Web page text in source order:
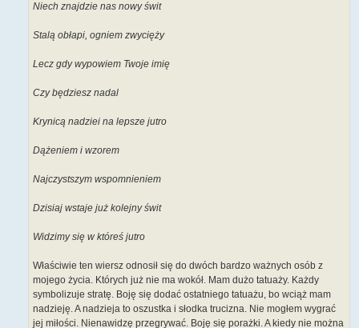
Niech znajdzie nas nowy świt
Stalą obłapi, ogniem zwycięży
Lecz gdy wypowiem Twoje imię
Czy będziesz nadal
Krynicą nadziei na lepsze jutro
Dążeniem i wzorem
Najczystszym wspomnieniem
Dzisiaj wstaje już kolejny świt
Widzimy się w któreś jutro
Właściwie ten wiersz odnosił się do dwóch bardzo ważnych osób z
mojego życia. Których już nie ma wokół. Mam dużo tatuaży. Każdy
symbolizuje stratę. Boję się dodać ostatniego tatuażu, bo wciąż mam
nadzieję. A nadzieja to oszustka i słodka trucizna. Nie mogłem wygrać
jej miłości. Nienawidzę przegrywać. Boję się porażki. A kiedy nie można